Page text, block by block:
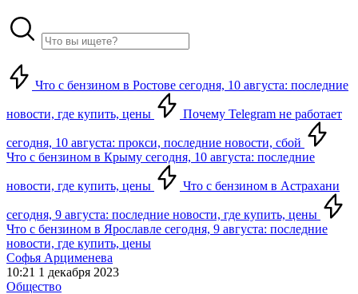
Что с бензином в Ростове сегодня, 10 августа: последние
новости, где купить, цены Почему Telegram не работает
сегодня, 10 августа: прокси, последние новости, сбой
Что с бензином в Крыму сегодня, 10 августа: последние
новости, где купить, цены Что с бензином в Астрахани
сегодня, 9 августа: последние новости, где купить, цены
Что с бензином в Ярославле сегодня, 9 августа: последние
новости, где купить, цены
Софья Арцименева
10:21 1 декабря 2023
Общество